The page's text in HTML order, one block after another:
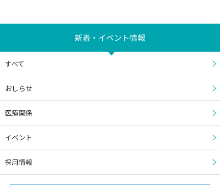
新着・イベント情報
すべて
おしらせ
医療関係
イベント
採用情報